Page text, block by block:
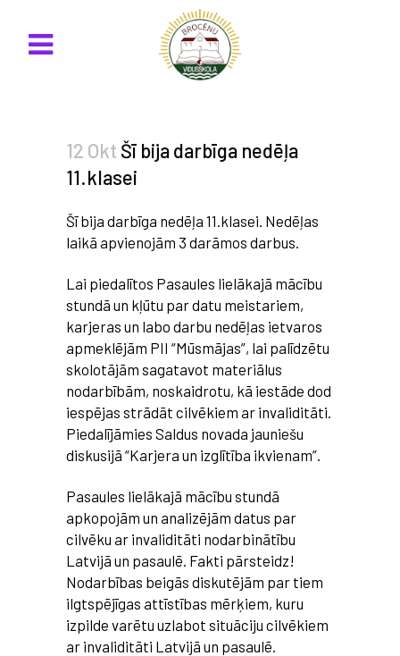
12 Okt Šī bija darbīga nedēļa
11.klasei
Šī bija darbīga nedēļa 11.klasei. Nedēļas
laikā apvienojām 3 darāmos darbus.
Lai piedalītos Pasaules lielākajā mācību
stundā un kļūtu par datu meistariem,
karjeras un labo darbu nedēļas ietvaros
apmeklējām PII “Mūsmājas”, lai palīdzētu
skolotājām sagatavot materiālus
nodarbībām, noskaidrotu, kā iestāde dod
iespējas strādāt cilvēkiem ar invaliditāti.
Piedalījāmies Saldus novada jauniešu
diskusijā “Karjera un izglītība ikvienam”.
Pasaules lielākajā mācību stundā
apkopojām un analizējām datus par
cilvēku ar invaliditāti nodarbinātību
Latvijā un pasaulē. Fakti pārsteidz!
Nodarbības beigās diskutējām par tiem
ilgtspējīgas attīstības mērķiem, kuru
izpilde varētu uzlabot situāciju cilvēkiem
ar invaliditāti Latvijā un pasaulē.